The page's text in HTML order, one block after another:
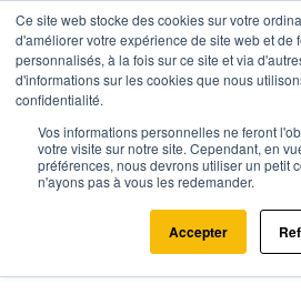
Ce site web stocke des cookies sur votre
d'améliorer votre expérience de site web et de
personnalisés, à la fois sur ce site et via
d'informations sur les cookies que nous
confidentialité.
Vos informations personnelles ne feront
votre visite sur notre site. Cependant, en
préférences, nous devrons utiliser un petit
n'ayons pas à vous les redemander.
Accepter
Agence.immo Prix immobilier Centre-
Dreux (28100)
Estimation
Prix m²